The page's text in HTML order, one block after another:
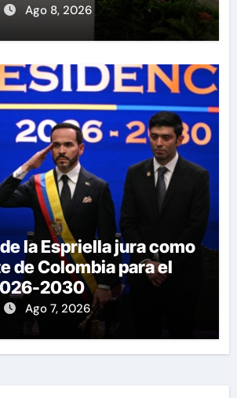
Ago 8, 2026
la Espriella jura como
de Colombia para el
2030
Ago 7, 2026